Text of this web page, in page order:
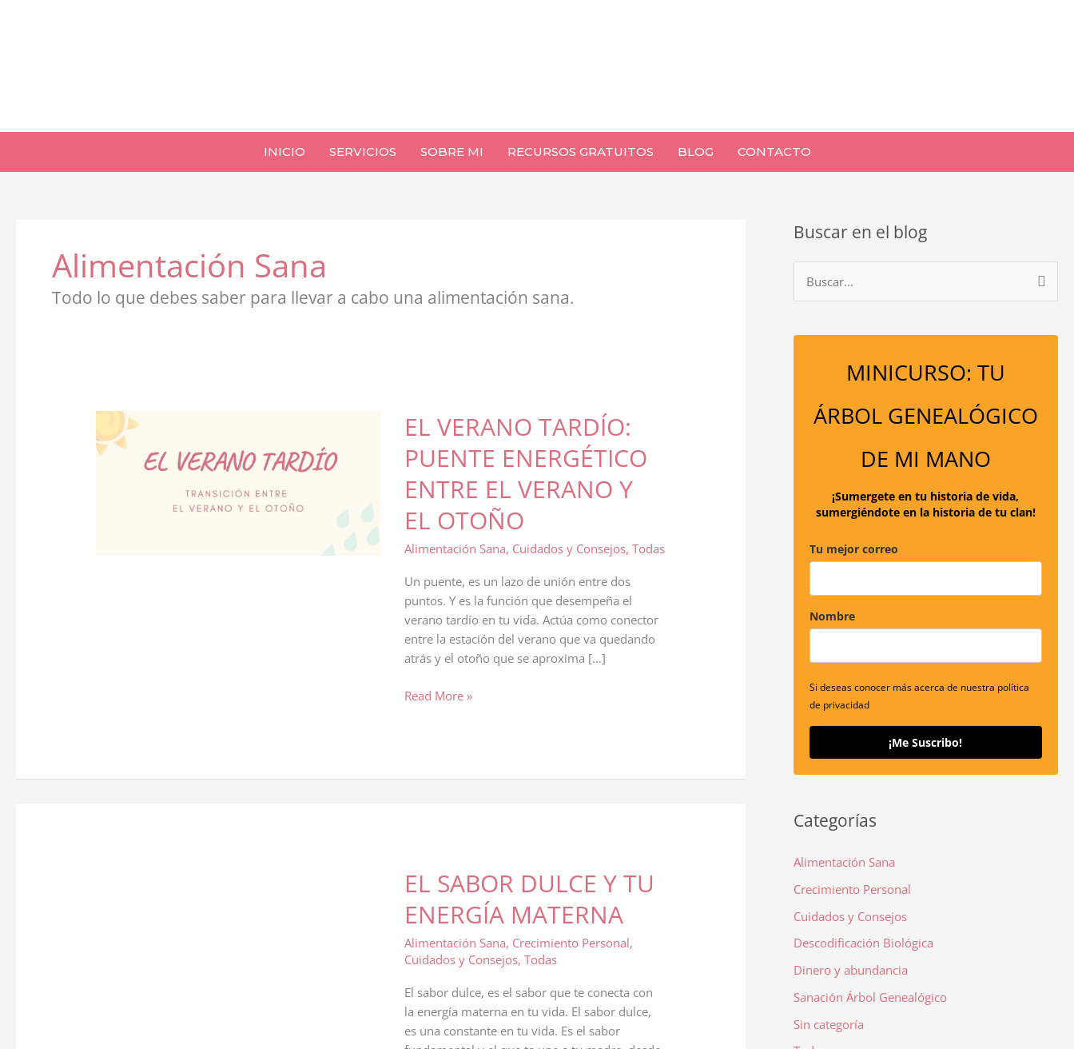
INICIO SERVICIOS SOBRE MI RECURSOS GRATUITOS BLOG CONTACTO
Alimentación Sana
Todo lo que debes saber para llevar a cabo una alimentación sana.
EL VERANO TARDÍO:
PUENTE ENERGÉTICO
ENTRE EL VERANO Y
EL OTOÑO
Alimentación Sana, Cuidados y Consejos,Todas
Un puente, es un lazo de unión entre dos
puntos. Y es la función que desempeña el
verano tardío en tu vida. Actúa como conector
entre la estación del verano que va quedando
atrás y el otoño que se aproxima […]
EL
OTOÑO
Read More »
EL SABOR DULCE Y TU
ENERGÍA MATERNA
Alimentación Sana, Crecimiento Personal,
Cuidados y Consejos,Todas
El sabor dulce, es el sabor que te conecta con
la energía materna en tu vida. El sabor dulce,
es una constante en tu vida. Es el sabor
Buscar en el blog
u
MINICURSO: TU
ÁRBOL GENEALÓGICO
DE MI MANO
¡Sumergete en tu historia de vida,
sumergiéndote en la historia de tu clan!
Tu mejor correo
Nombre
Si deseas conocer más acerca de nuestra política
de privacidad
¡Me Suscribo!
Categorías
Alimentación Sana
Crecimiento Personal
Cuidados y Consejos
Descodificación Biológica
Dinero y abundancia
Sanación Árbol Genealógico
Sin categoría